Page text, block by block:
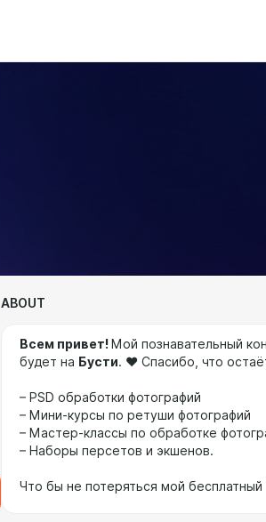
ABOUT
Всем привет! Мой познавательный
будет на Бусти. ❤️ Спасибо, что
– PSD обработки фотографий
– Мини-курсы по ретуши фотографий
– Мастер-классы по обработке
– Наборы персетов и экшенов.
Что бы не потеряться мой бесплатный